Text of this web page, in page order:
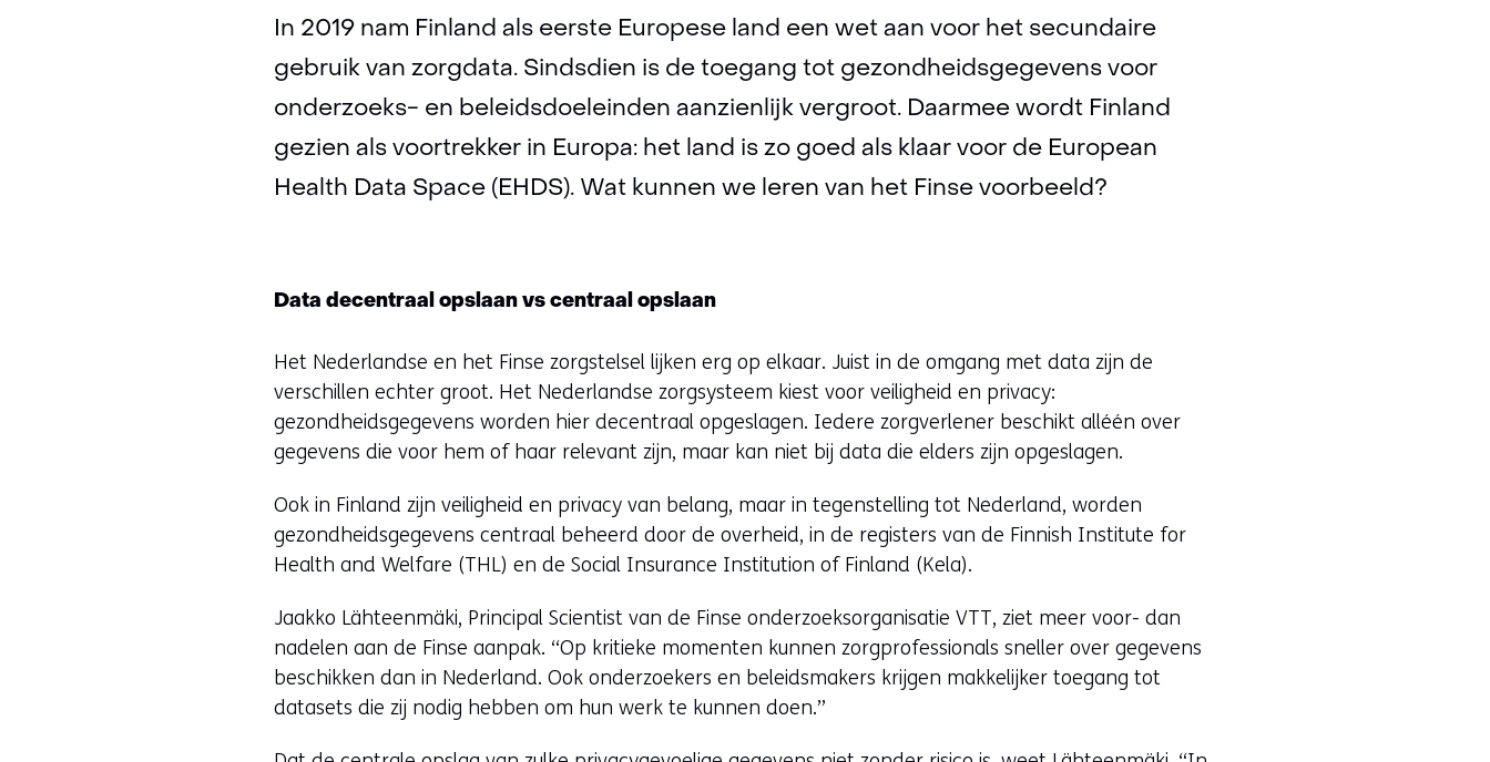
In 2019 nam Finland als eerste Europese land een wet aan voor het secundaire
gebruik van zorgdata. Sindsdien is de toegang tot gezondheidsgegevens voor
onderzoeks- en beleidsdoeleinden aanzienlijk vergroot. Daarmee wordt Finland
gezien als voortrekker in Europa: het land is zo goed als klaar voor de European
Health Data Space (EHDS). Wat kunnen we leren van het Finse voorbeeld?
Data decentraal opslaan vs centraal opslaan
Het Nederlandse en het Finse zorgstelsel lijken erg op elkaar. Juist in de omgang met data zijn de
verschillen echter groot. Het Nederlandse zorgsysteem kiest voor veiligheid en privacy:
gezondheidsgegevens worden hier decentraal opgeslagen. Iedere zorgverlener beschikt alléén over
gegevens die voor hem of haar relevant zijn, maar kan niet bij data die elders zijn opgeslagen.
Ook in Finland zijn veiligheid en privacy van belang, maar in tegenstelling tot Nederland, worden
gezondheidsgegevens centraal beheerd door de overheid, in de registers van de Finnish Institute for
Health and Welfare (THL) en de Social Insurance Institution of Finland (Kela).
Jaakko Lähteenmäki, Principal Scientist van de Finse onderzoeksorganisatie VTT, ziet meer voor- dan
nadelen aan de Finse aanpak. “Op kritieke momenten kunnen zorgprofessionals sneller over gegevens
beschikken dan in Nederland. Ook onderzoekers en beleidsmakers krijgen makkelijker toegang tot
datasets die zij nodig hebben om hun werk te kunnen doen.”